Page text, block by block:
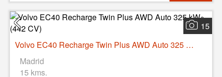
15
Volvo EC40 Recharge Twin Plus AWD Auto 325 kW (442 CV)
Madrid
15 kms.